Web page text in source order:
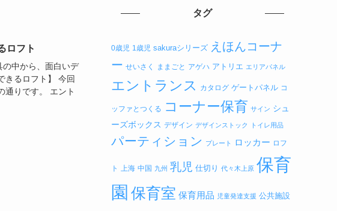
ロフト
の中から、面白いデ
きるロフト】 今回
通りです。 エント
タグ
0歳児 1歳児 sakuraシリーズ えほんコーナ
ー せいさく ままごと アゲハ アトリエ エリアパネル
エントランス カタログ ゲートパネル コ
ッファとつくる コーナー保育 サイン シュ
ーズボックス デザイン デザインストック トイレ用品
パーティション プレート ロッカー ロフ
ト 上海 中国 九州 乳児 仕切り 代々木上原 保育
園 保育室 保育用品 児童発達支援 公共施設